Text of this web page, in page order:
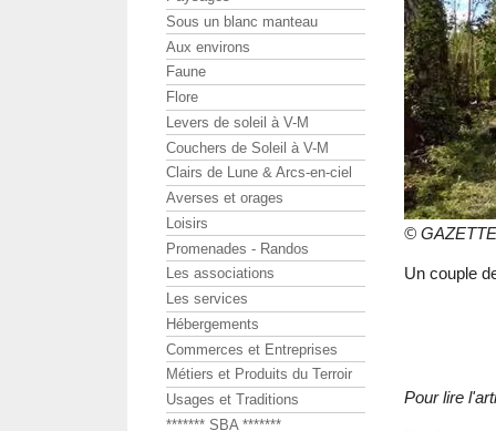
©
Un couple
Pour lire
Sous un blanc manteau
Aux environs
Faune
Flore
Levers de soleil à V-M
Couchers de Soleil à V-M
Clairs de Lune & Arcs-en-ciel
Averses et orages
Loisirs
Promenades - Randos
Les associations
Les services
Hébergements
Commerces et Entreprises
Métiers et Produits du Terroir
Usages et Traditions
******* SBA *******